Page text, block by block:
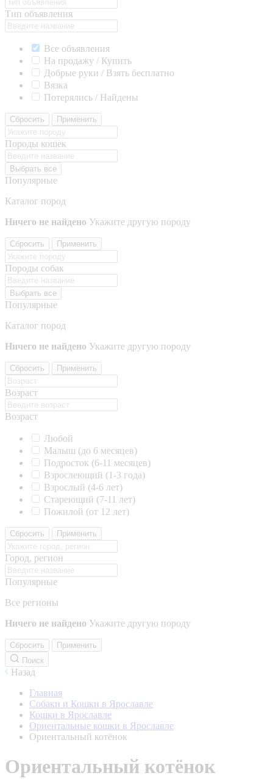
Тип объявления
Все объявления
На продажу / Купить
Добрые руки / Взять бесплатно
Вязка
Потерялись / Найдены
Сбросить Применить
Породы кошек
Выбрать все
Популярные
Каталог пород
Ничего не найдено Укажите другую породу
Сбросить Применить
Породы собак
Выбрать все
Популярные
Каталог пород
Ничего не найдено Укажите другую породу
Сбросить Применить
Возраст
Возраст
Любой
Малыш (до 6 месяцев)
Подросток (6-11 месяцев)
Взрослеющий (1-3 года)
Взрослый (4-6 лет)
Стареющий (7-11 лет)
Пожилой (от 12 лет)
Сбросить Применить
Город, регион
Популярные
Все регионы
Ничего не найдено Укажите другую породу
Сбросить
Применить
Поиск
Назад
Главная
Собаки и Кошки в Ярославле
Кошки в Ярославле
Ориентальные кошки в Ярославле
Ориентальный котёнок
Ориентальный котёнок